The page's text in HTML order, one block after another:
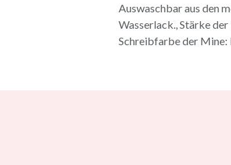
Auswaschbar aus den
Wasserlack., Stärke
Schreibfarbe der Mine: